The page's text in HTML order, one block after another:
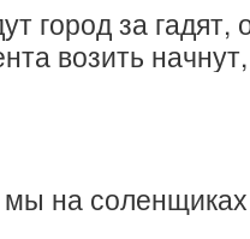
город за
возить начнут,
на